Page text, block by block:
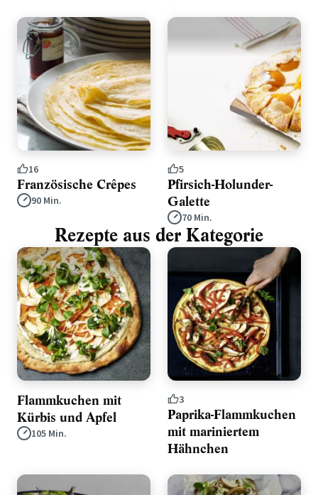
16
Französische Crêpes
90 Min.
5
Pfirsich-Holunder-
Galette
70 Min.
Rezepte aus der Kategorie
Flammkuchen mit
Kürbis und Apfel
105 Min.
3
Paprika-Flammkuchen
mit mariniertem
Hähnchen